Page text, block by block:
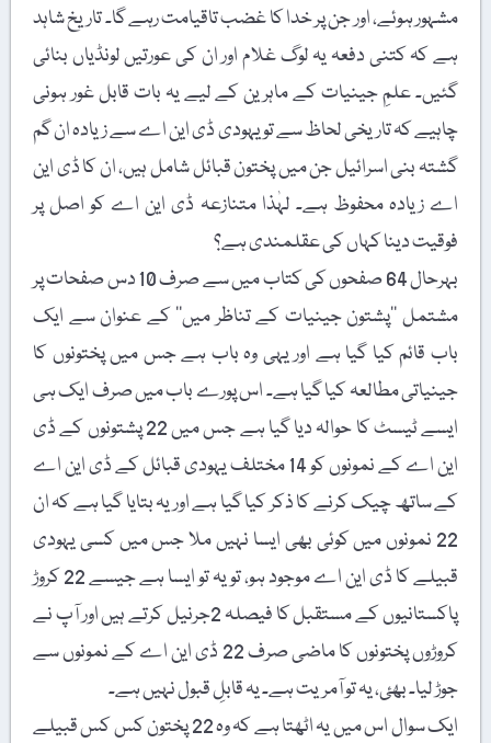
مشہور ہوئے، اور جن پر خدا کا غضب تاقیامت رہے گا۔ تاریخ شاہد
ہے کہ کتنی دفعہ یہ لوگ غلام اور ان کی عورتیں لونڈیاں بنائی
گئیں۔ علمِ جینیات کے ماہرین کے لیے یہ بات قابل غور ہونی
چاہیے کہ تاریخی لحاظ سے تو یہودی ڈی این اے سے زیادہ ان گم
گشتہ بنی اسرائیل جن میں پختون قبائل شامل ہیں، ان کا ڈی این
اے زیادہ محفوظ ہے۔ لہٰذا متنازعہ ڈی این اے کو اصل پر
فوقیت دینا کہاں کی عقلمندی ہے؟
بہرحال 64 صفحوں کی کتاب میں سے صرف 10 دس صفحات پر
مشتمل ’’پشتون جینیات کے تناظر میں‘‘ کے عنوان سے ایک
باب قائم کیا گیا ہے اور یہی وہ باب ہے جس میں پختونوں کا
جینیاتی مطالعہ کیا گیا ہے۔ اس پورے باب میں صرف ایک ہی
ایسے ٹیسٹ کا حوالہ دیا گیا ہے جس میں 22 پشتونوں کے ڈی
این اے کے نمونوں کو 14 مختلف یہودی قبائل کے ڈی این اے
کے ساتھ چیک کرنے کا ذکر کیا گیا ہے اور یہ بتایا گیا ہے کہ ان
22 نمونوں میں کوئی بھی ایسا نہیں ملا جس میں کسی یہودی
قبیلے کا ڈی این اے موجود ہو، تو یہ تو ایسا ہے جیسے 22 کروڑ
پاکستانیوں کے مستقبل کا فیصلہ 2جرنیل کرتے ہیں اور آپ نے
کروڑوں پختونوں کا ماضی صرف 22 ڈی این اے کے نمونوں سے
جوڑ لیا۔ بھئ، یہ تو آمریت ہے۔ یہ قابلِ قبول نہیں ہے۔
ایک سوال اس میں یہ اٹھتا ہے کہ وہ 22 پختون کس کس قبیلے